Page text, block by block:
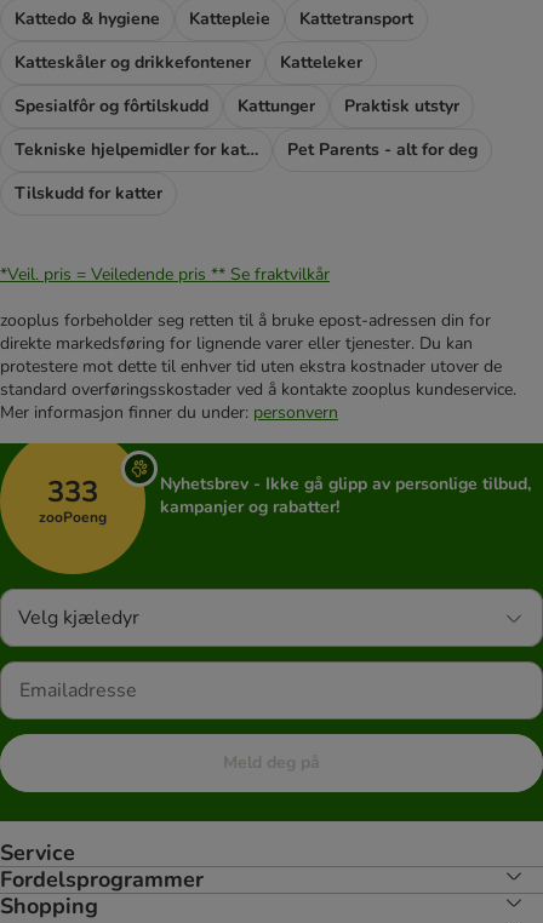
Kattedo & hygiene
Kattepleie
Kattetransport
Katteskåler og drikkefontener
Katteleker
Spesialfôr og fôrtilskudd
Kattunger
Praktisk utstyr
Tekniske hjelpemidler for katter
Pet Parents - alt for deg
Tilskudd for katter
*Veil. pris = Veiledende pris ** Se fraktvilkår
zooplus forbeholder seg retten til å bruke epost-adressen din for
direkte markedsføring for lignende varer eller tjenester. Du kan
protestere mot dette til enhver tid uten ekstra kostnader utover de
standard overføringsskostader ved å kontakte zooplus kundeservice.
Mer informasjon finner du under: personvern
333
zooPoeng
Nyhetsbrev - Ikke gå glipp av personlige tilbud,
kampanjer og rabatter!
Velg kjæledyr
Meld deg på
Service
Fordelsprogrammer
Shopping